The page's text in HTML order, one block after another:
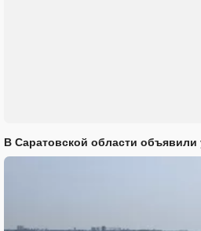
В Саратовской области объявили